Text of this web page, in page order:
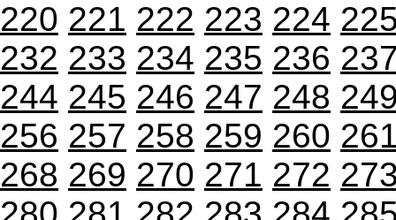
220 221 222 223 224
232 233 234 235 236
244 245 246 247 248
256 257 258 259 260
268 269 270 271 272